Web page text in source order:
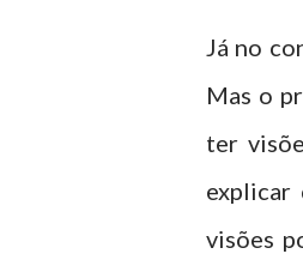
Já no
Mas o
ter
explicar
visões